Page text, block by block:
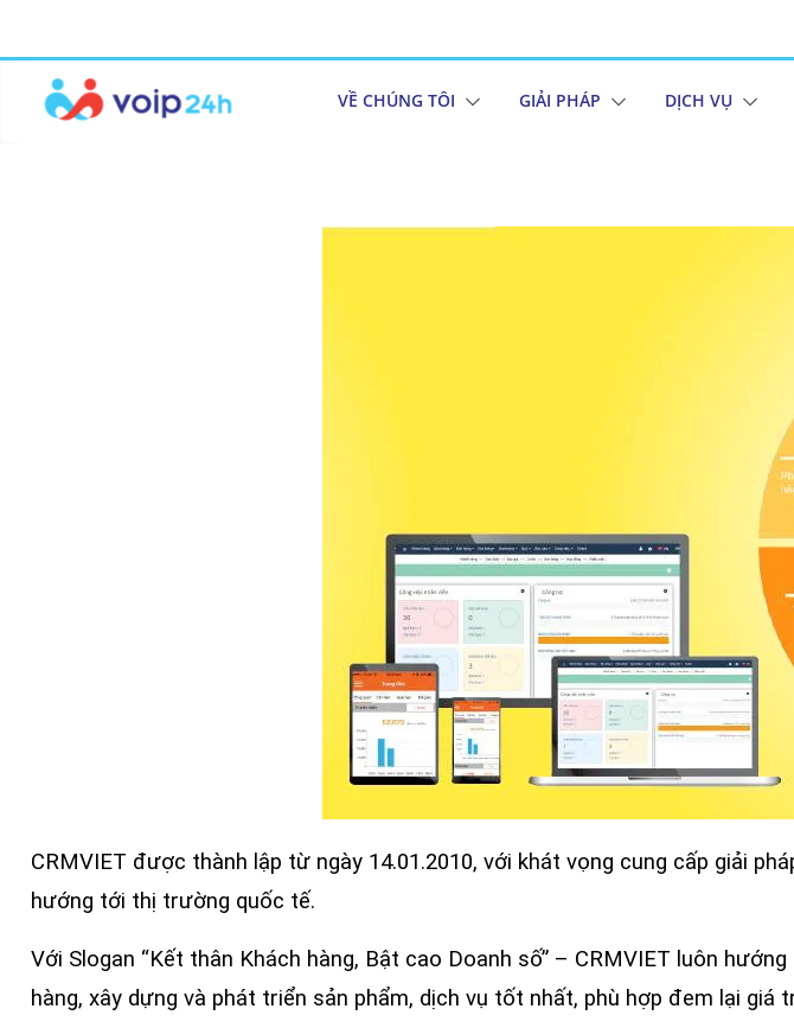
VỀ CHÚNG TÔI GIẢI PHÁP DỊCH VỤ
CRMVIET được thành lập từ ngày 14.01.2010, với khát vọng cung cấp giải
hướng tới thị trường quốc tế.
Với Slogan “Kết thân Khách hàng, Bật cao Doanh số” – CRMVIET luôn
hàng, xây dựng và phát triển sản phẩm, dịch vụ tốt nhất, phù hợp đem lại giá